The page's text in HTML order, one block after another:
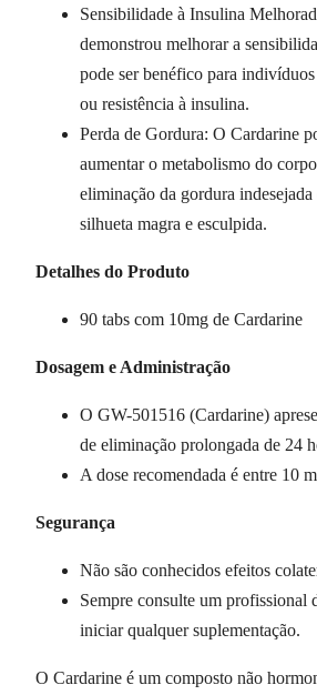
Sensibilidade à Insulina
demonstrou melhorar a
pode ser benéfico para
ou resistência à insulina.
Perda de Gordura: O Cardarine
aumentar o metabolismo do
eliminação da gordura indesejada
silhueta magra e esculpida.
Detalhes do Produto
90 tabs com 10mg de Cardarine
Dosagem e Administração
O GW-501516 (Cardarine)
de eliminação prolongada de 24
A dose recomendada é entre 10
Segurança
Não são conhecidos efeitos
Sempre consulte um profissional
iniciar qualquer suplementação.
O Cardarine é um composto não